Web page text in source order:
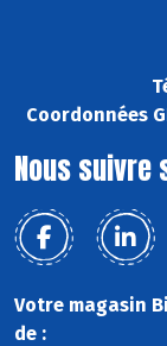
Coordonnées
Nous suivre
Votre magasin
de :